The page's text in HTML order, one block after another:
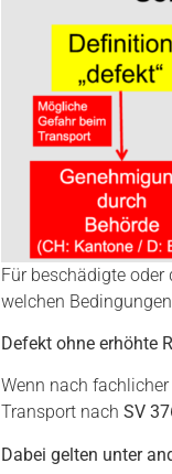
Für beschädigte
welchen
Defekt ohne erhöhte
Wenn nach
Transport nach SV
Dabei gelten unter